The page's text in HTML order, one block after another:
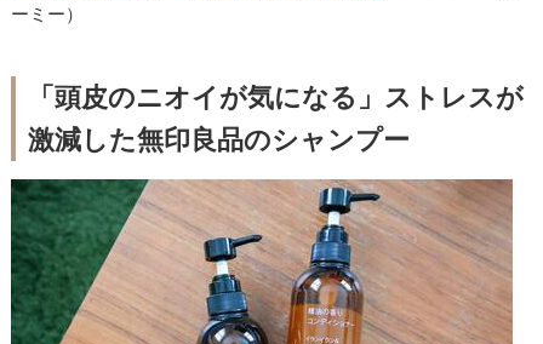
ーミー）
「頭皮のニオイが気になる」ストレスが
激減した無印良品のシャンプー